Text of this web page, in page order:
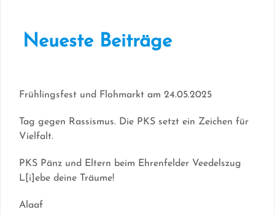
Neueste Beiträge
Frühlingsfest und Flohmarkt am 24.05.2025
Tag gegen Rassismus. Die PKS setzt ein Zeichen für
Vielfalt.
PKS Pänz und Eltern beim Ehrenfelder Veedelszug
L[i]ebe deine Träume!
Alaaf